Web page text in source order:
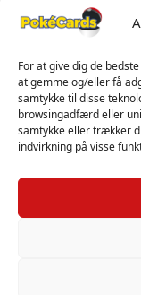
For at give dig de
at gemme og/eller få
samtykke til disse
browsingadfærd eller
samtykke eller trækker
indvirkning på visse
Vi har kun 5-